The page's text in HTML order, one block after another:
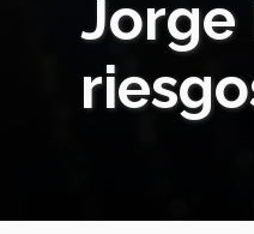
Jorge